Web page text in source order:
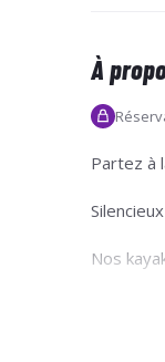
À
Partez à
Nos